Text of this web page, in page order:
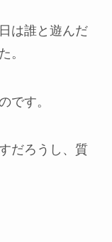
は誰と遊んだ
。
です。
だろうし、質